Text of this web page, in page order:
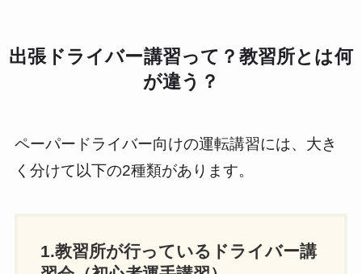
出張ドライバー講習って？教習所とは何
が違う？
ペーパードライバー向けの運転講習には、大き
く分けて以下の2種類があります。
1.教習所が行っているドライバー講